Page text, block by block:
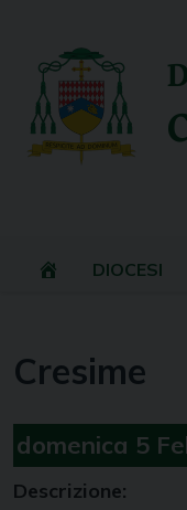
content
DIOCESI
Cresime
domenica 5
Descrizione: